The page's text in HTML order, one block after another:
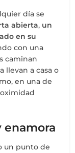
día se
abierta, un
en su
con una
caminan
llevan a casa o
en una de
enamora
un punto de